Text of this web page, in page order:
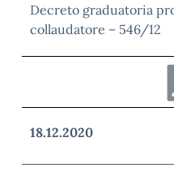
Decreto graduatoria
collaudatore – 546/12
18.12.2020